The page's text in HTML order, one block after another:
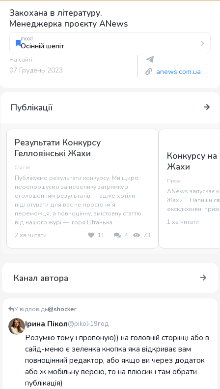
Закохана в літературу.
Менеджерка проєкту ANews
mood
Осінній шепіт
На сайті:
07 Грудень 2023 anews.com.ua
Канал автора
У відповідь@shocker
Ірина Пікол@pikol 19год
Розумію тому і пропоную)) на головній сторінці або в
сайд-меню є зеленка кнопка яка відкриває вам
повноцінний редактор, або якщо ви через додаток
або ж мобільну версію, то на плюсик і там обрати
публікація)
Публікації
Результати Конкурсу
Гелловінські Жахи
Стаття
Публікуємо результати конкурсу. Ми щиро
перепрошуємо за невелику затримку з
оголошенням результатів — адже хотіли
підготувати для вас не просто ім’я
переможця, а повноцінну, змістовну статтю
від нашого журі — Ігоря Штанька.
2 хв читати
11 4 73
Конкурсу на
Жахи
Проза
ANews запускає
Жахи``. Напиши
ексклюзивні
1 хв читати